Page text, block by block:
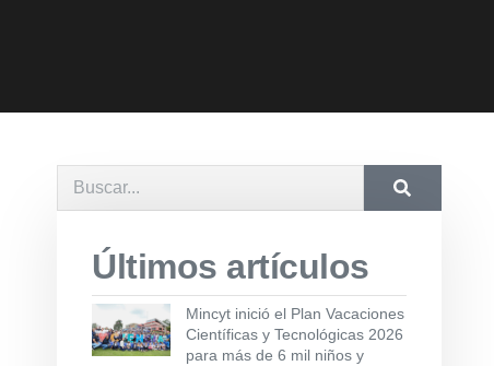
Últimos artículos
Mincyt inició el Plan Vacaciones
Científicas y Tecnológicas 2026
para más de 6 mil niños y